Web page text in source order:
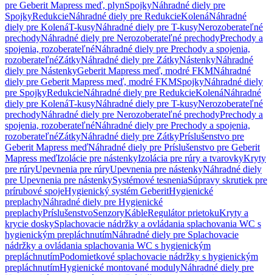
pre Geberit Mapress meď, plynSpojkyNáhradné diely pre
SpojkyRedukcieNáhradné diely pre RedukcieKolenáNáhradné
diely pre KolenáT-kusyNáhradné diely pre T-kusyNerozoberateľné
prechodyNáhradné diely pre Nerozoberateľné prechodyPrechody a
spojenia, rozoberateľnéNáhradné diely pre Prechody a spojenia,
rozoberateľnéZátkyNáhradné diely pre ZátkyNástenkyNáhradné
diely pre NástenkyGeberit Mapress meď, modré FKMNáhradné
diely pre Geberit Mapress meď, modré FKMSpojkyNáhradné diely
pre SpojkyRedukcieNáhradné diely pre RedukcieKolenáNáhradné
diely pre KolenáT-kusyNáhradné diely pre T-kusyNerozoberateľné
prechodyNáhradné diely pre Nerozoberateľné prechodyPrechody a
spojenia, rozoberateľnéNáhradné diely pre Prechody a spojenia,
rozoberateľnéZátkyNáhradné diely pre ZátkyPríslušenstvo pre
Geberit Mapress meďNáhradné diely pre Príslušenstvo pre Geberit
Mapress meďIzolácie pre nástenkyIzolácia pre rúry a tvarovkyKryty
pre rúryUpevnenia pre rúryUpevnenia pre nástenkyNáhradné diely
pre Upevnenia pre nástenkySystémové tesneniaSúpravy skrutiek pre
prírubové spojeHygienický systém GeberitHygienické
preplachyNáhradné diely pre Hygienické
preplachyPríslušenstvoSenzoryKábleRegulátor prietokuKryty a
krycie doskySplachovacie nádržky a ovládania splachovania WC s
hygienickým prepláchnutímNáhradné diely pre Splachovacie
nádržky a ovládania splachovania WC s hygienickým
prepláchnutímPodomietkové splachovacie nádržky s hygienickým
prepláchnutímHygienické montované modulyNáhradné diely pre